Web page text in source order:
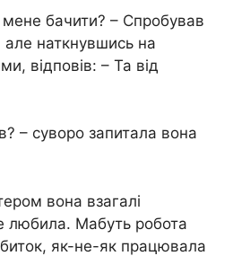
бачити? – Спробував
наткнувшись на
відповів: – Та від
– суворо запитала вона
вона взагалі
любила. Мабуть робота
як-не-як працювала